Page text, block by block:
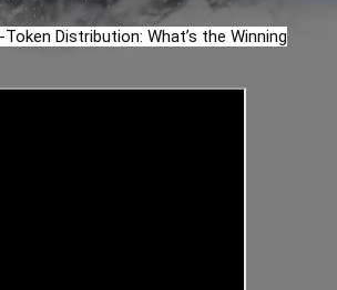
Distribution: What’s the Winning